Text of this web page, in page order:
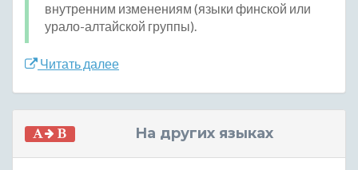
внутренним изменениям (языки финской или
урало-алтайской группы).
Читать далее
На других языках